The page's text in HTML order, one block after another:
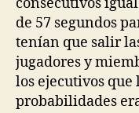
de 57 segundos
tenían que salir
jugadores y
los ejecutivos que
probabilidades